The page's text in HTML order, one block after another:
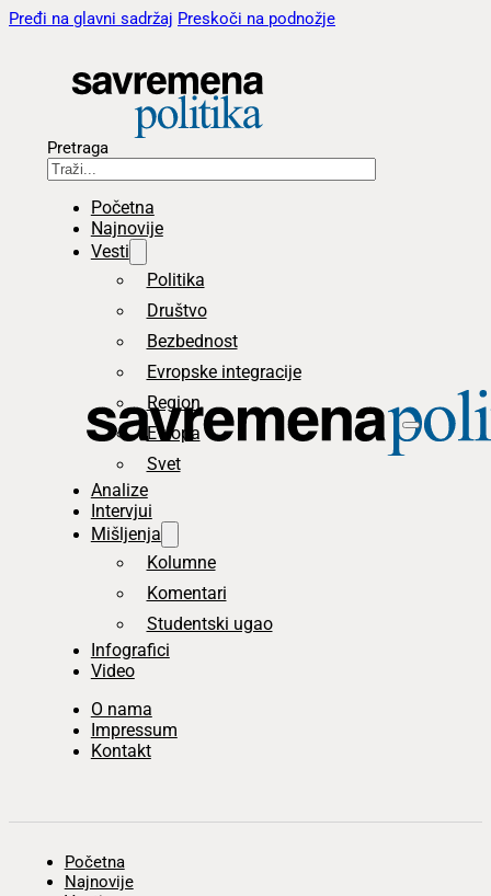
Pređi na glavni sadržaj Preskoči na podnožje
Pretraga
Početna
Najnovije
Vesti
Politika
Društvo
Bezbednost
Evropske integracije
Region
Evropa
Svet
Analize
Intervjui
Mišljenja
Kolumne
Komentari
Studentski ugao
Infografici
Video
O nama
Impressum
Kontakt
Početna
Najnovije